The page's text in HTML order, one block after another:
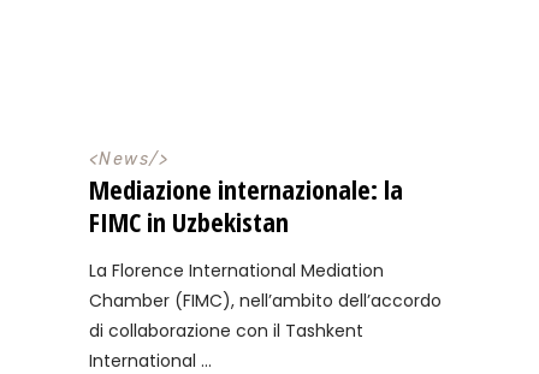
<News/>
Mediazione internazionale: la
FIMC in Uzbekistan
La Florence International Mediation
Chamber (FIMC), nell’ambito dell’accordo
di collaborazione con il Tashkent
International